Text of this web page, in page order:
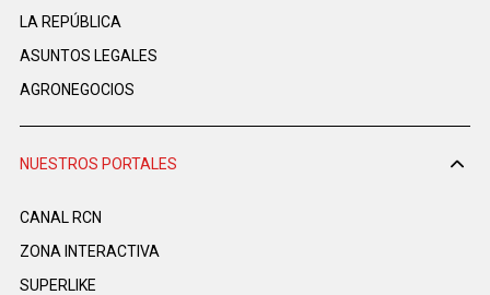
LA REPÚBLICA
ASUNTOS LEGALES
AGRONEGOCIOS
NUESTROS PORTALES
CANAL RCN
ZONA INTERACTIVA
SUPERLIKE